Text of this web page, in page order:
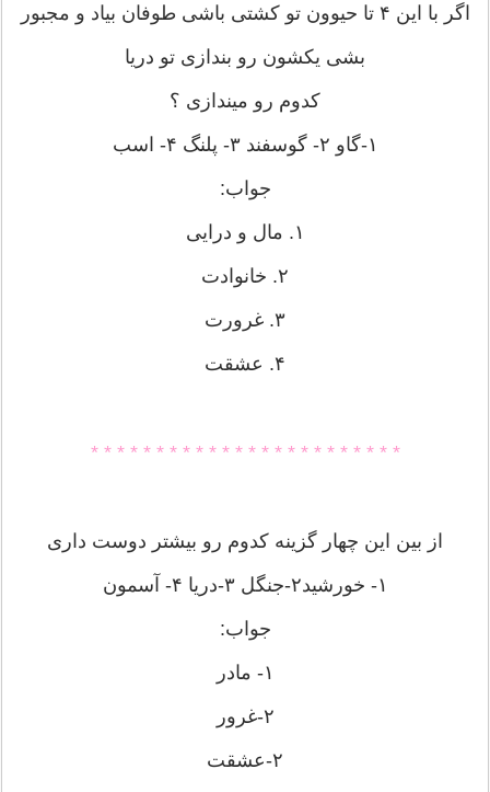
اگر با این ۴ تا حیوون تو کشتی باشی طوفان بیاد و مجبور
بشی یکشون رو بندازی تو دریا
کدوم رو میندازی ؟
۱-گاو ۲- گوسفند ۳- پلنگ ۴- اسب
جواب:
۱. مال و درایی
۲. خانوادت
۳. غرورت
۴. عشقت
* * * * * * * * * * * * * * * * * * * * * * * *
از بین این چهار گزینه کدوم رو بیشتر دوست داری
۱- خورشید۲-جنگل ۳-دریا ۴- آسمون
جواب:
۱- مادر
۲-غرور
۲-عشقت